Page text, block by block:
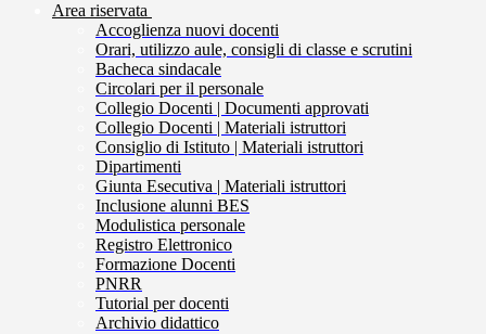
Area riservata
Accoglienza nuovi docenti
Orari, utilizzo aule, consigli di classe e scrutini
Bacheca sindacale
Circolari per il personale
Collegio Docenti | Documenti approvati
Collegio Docenti | Materiali istruttori
Consiglio di Istituto | Materiali istruttori
Dipartimenti
Giunta Esecutiva | Materiali istruttori
Inclusione alunni BES
Modulistica personale
Registro Elettronico
Formazione Docenti
PNRR
Tutorial per docenti
Archivio didattico